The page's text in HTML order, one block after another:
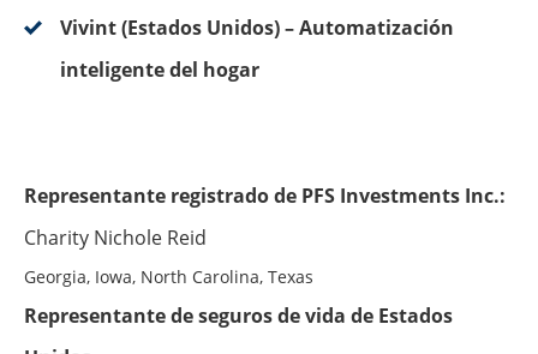
Vivint (Estados Unidos) – Automatización
inteligente del hogar
Representante registrado de PFS Investments Inc.:
Charity Nichole Reid
Georgia, Iowa, North Carolina, Texas
Representante de seguros de vida de Estados